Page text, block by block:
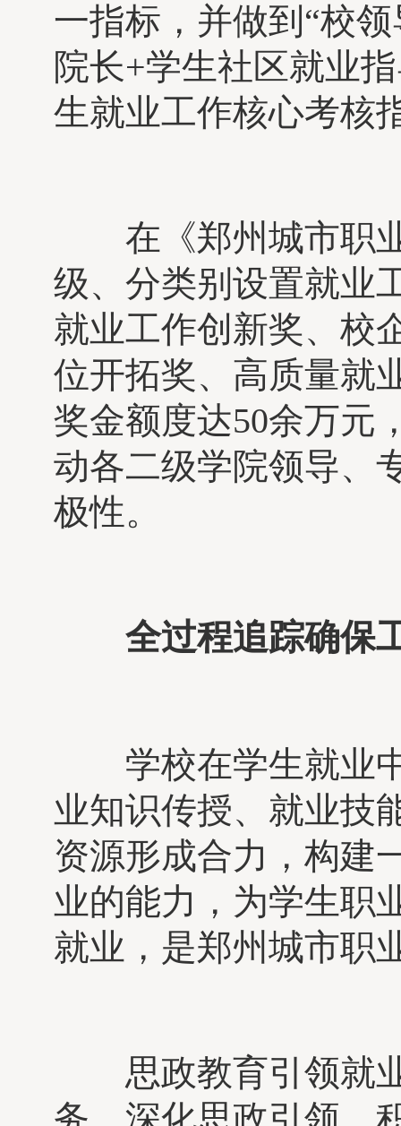
一指标，并做到“校
院长+学生社区就业
生就业工作核心考核
在《郑州城市职业
级、分类别设置就业
就业工作创新奖、校
位开拓奖、高质量就
奖金额度达50余万元
动各二级学院领导、
极性。
全过程追踪确保
学校在学生就业中
业知识传授、就业技
资源形成合力，构建
业的能力，为学生职
就业，是郑州城市职
思政教育引领就业